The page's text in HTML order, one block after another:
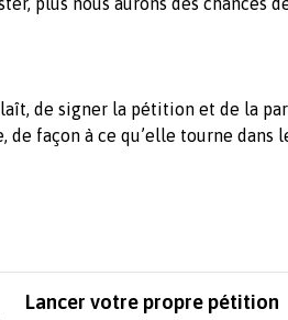
de signer la pétition et de la
de façon à ce qu’elle tourne dans
Lancer votre propre pétition